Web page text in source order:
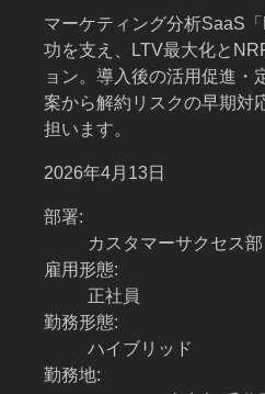
マーケティング分析SaaS
功を支え、LTV最大化と
ョン。導入後の活用促進・
案から解約リスクの早期対
担います。
2026年4月13日
部署:
カスタマーサクセス部
雇用形態:
正社員
勤務形態:
ハイブリッド
勤務地: